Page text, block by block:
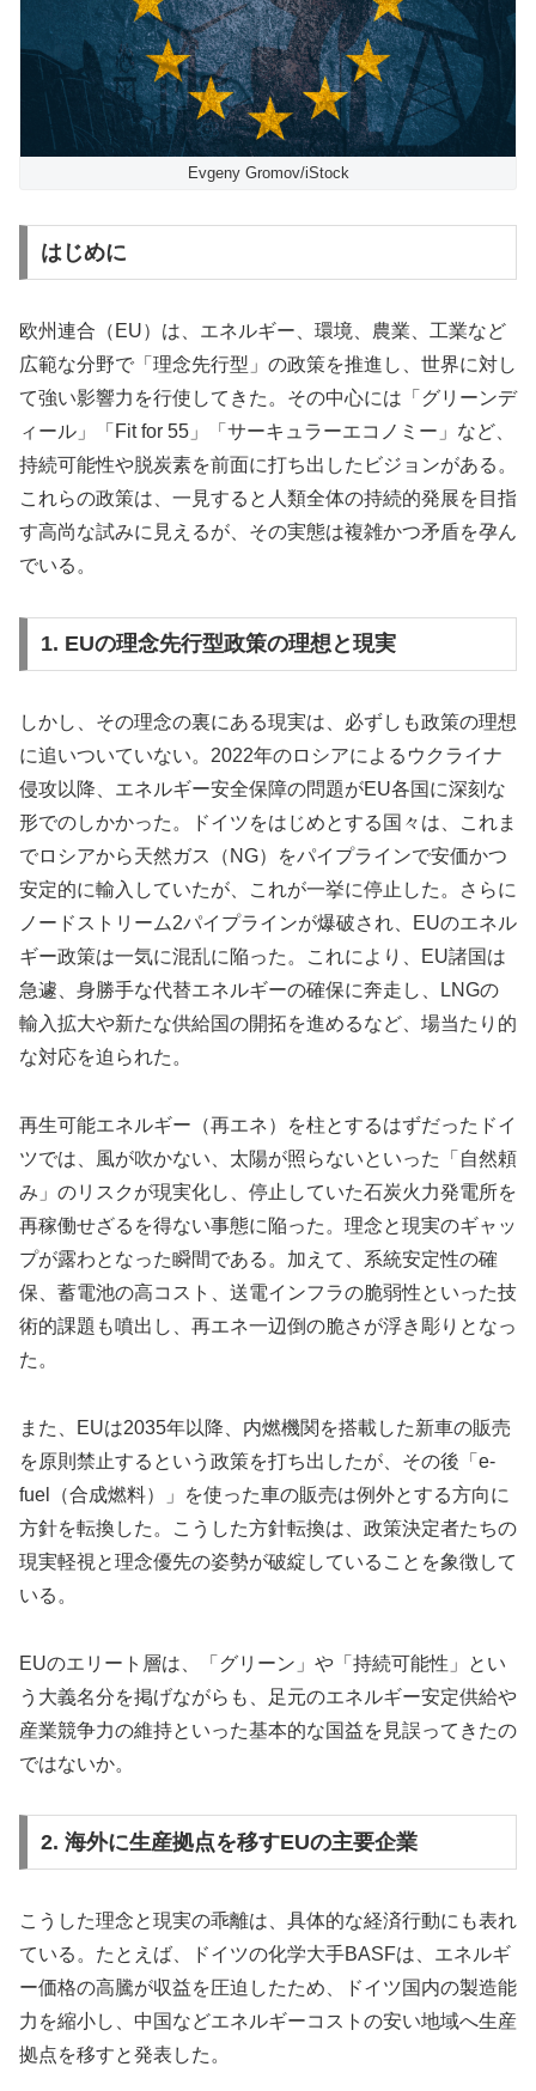
Evgeny Gromov/iStock
はじめに
欧州連合（EU）は、エネルギー、環境、農業、工業など
広範な分野で「理念先行型」の政策を推進し、世界に対し
て強い影響力を行使してきた。その中心には「グリーンデ
ィール」「Fit for 55」「サーキュラーエコノミー」など、
持続可能性や脱炭素を前面に打ち出したビジョンがある。
これらの政策は、一見すると人類全体の持続的発展を目指
す高尚な試みに見えるが、その実態は複雑かつ矛盾を孕ん
でいる。
1. EUの理念先行型政策の理想と現実
しかし、その理念の裏にある現実は、必ずしも政策の理想
に追いついていない。2022年のロシアによるウクライナ
侵攻以降、エネルギー安全保障の問題がEU各国に深刻な
形でのしかかった。ドイツをはじめとする国々は、これま
でロシアから天然ガス（NG）をパイプラインで安価かつ
安定的に輸入していたが、これが一挙に停止した。さらに
ノードストリーム2パイプラインが爆破され、EUのエネル
ギー政策は一気に混乱に陥った。これにより、EU諸国は
急遽、身勝手な代替エネルギーの確保に奔走し、LNGの
輸入拡大や新たな供給国の開拓を進めるなど、場当たり的
な対応を迫られた。
再生可能エネルギー（再エネ）を柱とするはずだったドイ
ツでは、風が吹かない、太陽が照らないといった「自然頼
み」のリスクが現実化し、停止していた石炭火力発電所を
再稼働せざるを得ない事態に陥った。理念と現実のギャッ
プが露わとなった瞬間である。加えて、系統安定性の確
保、蓄電池の高コスト、送電インフラの脆弱性といった技
術的課題も噴出し、再エネ一辺倒の脆さが浮き彫りとなっ
た。
また、EUは2035年以降、内燃機関を搭載した新車の販売
を原則禁止するという政策を打ち出したが、その後「e-
fuel（合成燃料）」を使った車の販売は例外とする方向に
方針を転換した。こうした方針転換は、政策決定者たちの
現実軽視と理念優先の姿勢が破綻していることを象徴して
いる。
EUのエリート層は、「グリーン」や「持続可能性」とい
う大義名分を掲げながらも、足元のエネルギー安定供給や
産業競争力の維持といった基本的な国益を見誤ってきたの
ではないか。
2. 海外に生産拠点を移すEUの主要企業
こうした理念と現実の乖離は、具体的な経済行動にも表れ
ている。たとえば、ドイツの化学大手BASFは、エネルギ
ー価格の高騰が収益を圧迫したため、ドイツ国内の製造能
力を縮小し、中国などエネルギーコストの安い地域へ生産
拠点を移すと発表した。